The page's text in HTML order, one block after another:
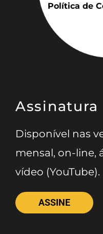
Política de
Assinatura
Disponível nas
mensal, on-line,
vídeo (YouTube).
ASSINE